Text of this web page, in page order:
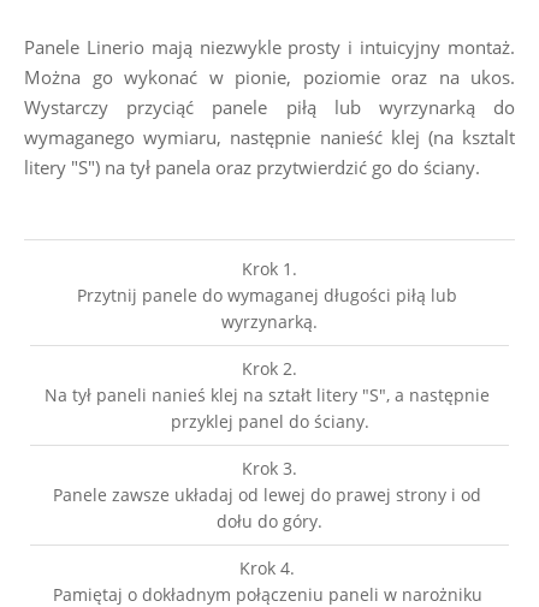
Panele Linerio mają niezwykle prosty i intuicyjny montaż.
Można go wykonać w pionie, poziomie oraz na ukos.
Wystarczy przyciąć panele piłą lub wyrzynarką do
wymaganego wymiaru, następnie nanieść klej (na ksztalt
litery "S") na tył panela oraz przytwierdzić go do ściany.
Krok 1.
Przytnij panele do wymaganej długości piłą lub
wyrzynarką.
Krok 2.
Na tył paneli nanieś klej na ształt litery "S", a następnie
przyklej panel do ściany.
Krok 3.
Panele zawsze układaj od lewej do prawej strony i od
dołu do góry.
Krok 4.
Pamiętaj o dokładnym połączeniu paneli w narożniku